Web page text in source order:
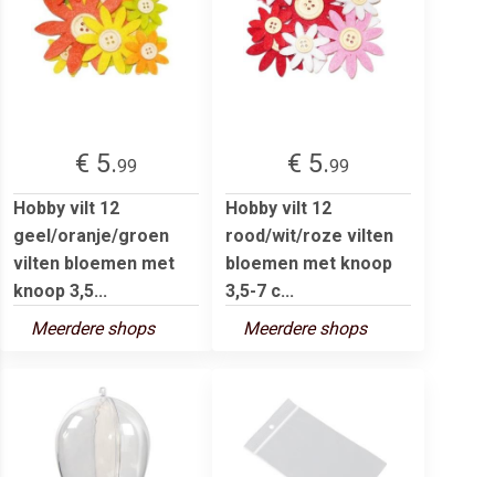
€ 5.99
Hobby vilt 12
geel/oranje/groen
vilten bloemen met
knoop 3,5...
Meerdere shops
€ 5.99
Hobby vilt 12
rood/wit/roze vilten
bloemen met knoop
3,5-7 c...
Meerdere shops